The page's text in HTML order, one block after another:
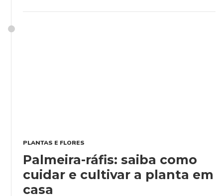
PLANTAS E FLORES
Palmeira-ráfis: saiba como
cuidar e cultivar a planta em
casa